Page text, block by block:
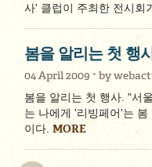
사' 클럽이 주최한 전시회
봄을 알리는 첫 행
04 April 2009 by
봄을 알리는 첫 행사. "서
는 나에게 '리빙페어'는
이다.MORE